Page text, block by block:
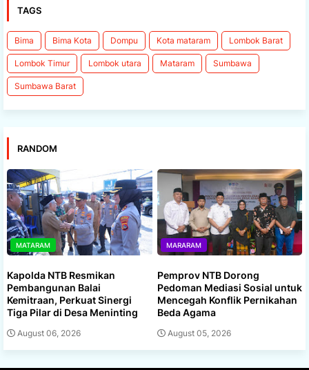
TAGS
Bima Bima Kota Dompu Kota mataram Lombok Barat
Lombok Timur Lombok utara Mataram Sumbawa
Sumbawa Barat
RANDOM
MATARAM
Kapolda NTB Resmikan
Pembangunan Balai
Kemitraan, Perkuat Sinergi
Tiga Pilar di Desa Meninting
August 06, 2026
MARARAM
Pemprov NTB Dorong
Pedoman Mediasi Sosial untuk
Mencegah Konflik Pernikahan
Beda Agama
August 05, 2026